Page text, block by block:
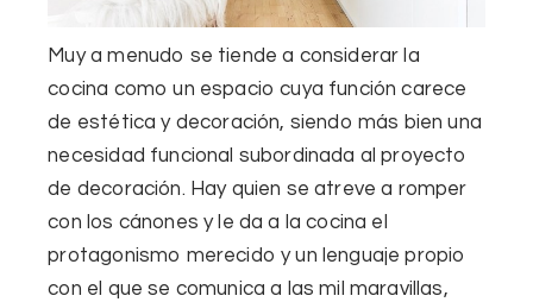
Muy a menudo se tiende a considerar la
cocina como un espacio cuya función carece
de estética y decoración, siendo más bien una
necesidad funcional subordinada al proyecto
de decoración. Hay quien se atreve a romper
con los cánones y le da a la cocina el
protagonismo merecido y un lenguaje propio
con el que se comunica a las mil maravillas,